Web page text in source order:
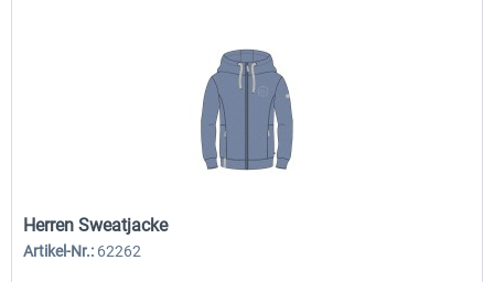
Herren Sweatjacke
Artikel-Nr.: 62262